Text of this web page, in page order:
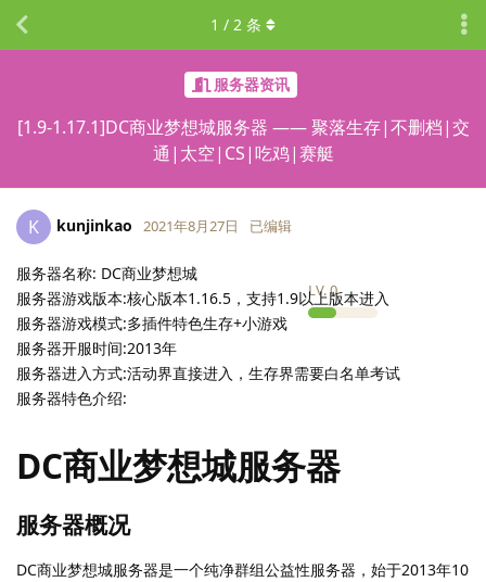
服务器资讯
[1.9-1.17.1]DC商业梦想城服务器 —— 聚落生存|不删档|交
通|太空|CS|吃鸡|赛艇
1 / 2 条
K kunjinkao
LV.0
2021年8月27日 已编辑
服务器名称: DC商业梦想城
服务器游戏版本:核心版本1.16.5，支持1.9以上版本进入
服务器游戏模式:多插件特色生存+小游戏
服务器开服时间:2013年
服务器进入方式:活动界直接进入，生存界需要白名单考试
服务器特色介绍:
DC商业梦想城服务器
服务器概况
DC商业梦想城服务器是一个纯净群组公益性服务器，始于2013年10